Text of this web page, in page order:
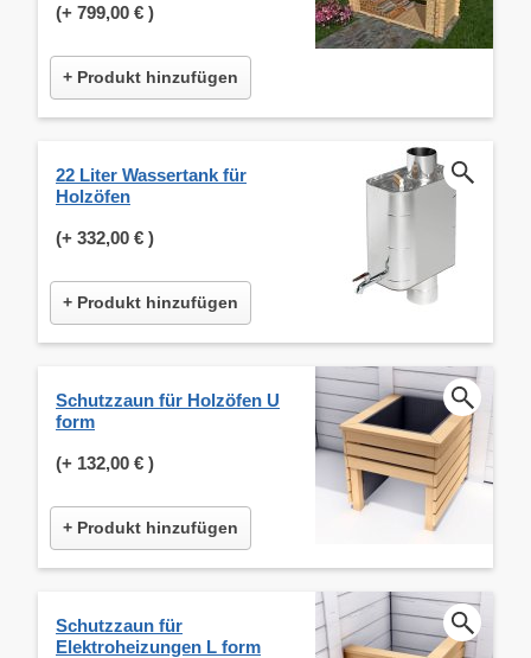
(+ 799,00 € )
+ Produkt hinzufügen
22 Liter Wassertank für
Holzöfen
(+ 332,00 € )
+ Produkt hinzufügen
Schutzzaun für Holzöfen U
form
(+ 132,00 € )
+ Produkt hinzufügen
Schutzzaun für
Elektroheizungen L form